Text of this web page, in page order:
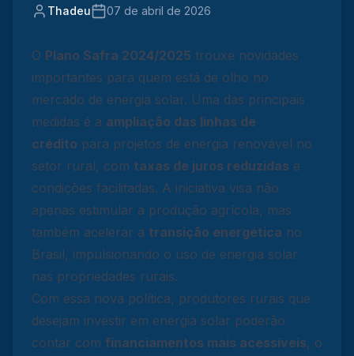
Thadeu 07 de abril de 2026
O Plano Safra 2024/2025 trouxe novidades
importantes para quem está de olho no
mercado de energia solar. Uma das principais
medidas é a ampliação das linhas de
crédito para projetos de energia renovável no
setor rural, com taxas de juros reduzidas e
condições facilitadas. A iniciativa visa não
apenas estimular a produção agrícola, mas
também acelerar a transição energética no
Brasil, impulsionando o uso de energia solar
nas propriedades rurais.
Com essa nova política, produtores rurais que
desejam investir em energia solar poderão
contar com financiamentos mais acessíveis, o